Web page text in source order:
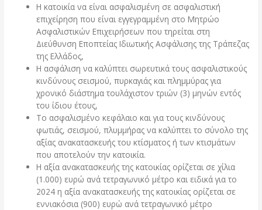
Η κατοικία να είναι ασφαλισμένη σε ασφαλιστική
επιχείρηση που είναι εγγεγραμμένη στο Μητρώο
Ασφαλιστικών Επιχειρήσεων που τηρείται στη
Διεύθυνση Εποπτείας Ιδιωτικής Ασφάλισης της Τράπεζας
της Ελλάδος,
Η ασφάλιση να καλύπτει σωρευτικά τους ασφαλιστικούς
κινδύνους σεισμού, πυρκαγιάς και πλημμύρας για
χρονικό διάστημα τουλάχιστον τριών (3) μηνών εντός
του ίδιου έτους,
Το ασφαλισμένο κεφάλαιο και για τους κινδύνους
φωτιάς, σεισμού, πλυμμήρας να καλύπτει το σύνολο της
αξίας ανακατασκευής του κτίσματος ή των κτισμάτων
που αποτελούν την κατοικία.
Η αξία ανακατασκευής της κατοικίας ορίζεται σε χίλια
(1.000) ευρώ ανά τετραγωνικό μέτρο και ειδικά για το
2024 η αξία ανακατασκευής της κατοικίας ορίζεται σε
εννιακόσια (900) ευρώ ανά τετραγωνικό μέτρο